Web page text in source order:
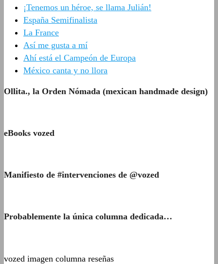
¡Tenemos un héroe, se llama Julián!
España Semifinalista
La France
Así me gusta a mí
Ahí está el Campeón de Europa
México canta y no llora
Ollita., la Orden Nómada (mexican handmade design)
eBooks vozed
Manifiesto de #intervenciones de @vozed
Probablemente la única columna dedicada…
vozed imagen columna reseñas